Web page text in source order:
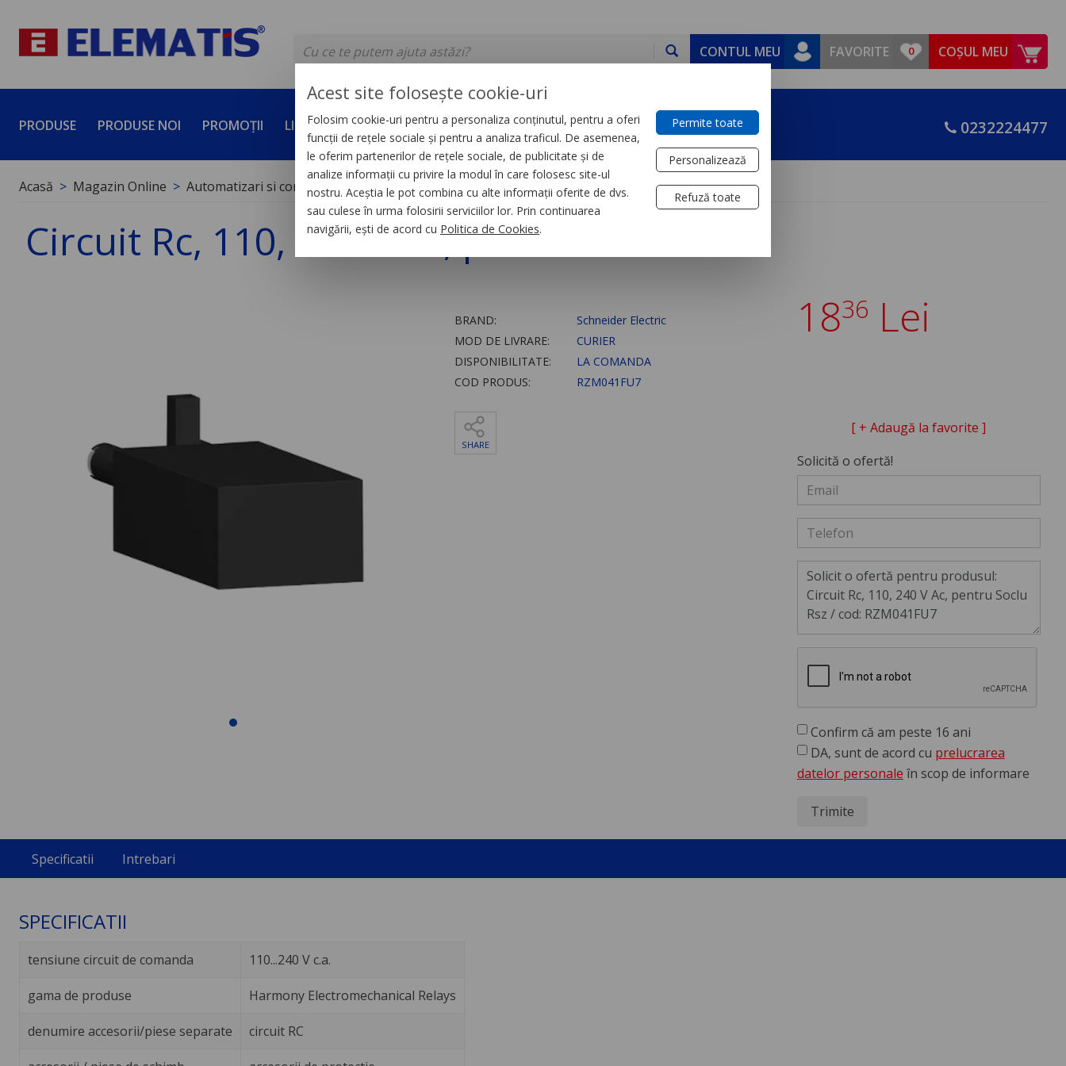
CONTUL MEU FAVORITE COȘUL MEU
PRODUSE PRODUSE NOI PROMOȚII LICHIDĂRI DE STOC SERVICII DEVINO PARTENER CONTACT 0232224477
Acasă Magazin Online Automatizari si control industrial Relee
Circuit Rc, 110, 240 V Ac, pentru Soclu Rsz
BRAND:
Schneider Electric
MOD DE LIVRARE:
CURIER
DISPONIBILITATE:
LA COMANDA
COD PRODUS:
RZM041FU7
SHARE
1836 Lei
[ + Adaugă la favorite ]
Solicită o ofertă!
Confirm că am peste 16 ani
DA, sunt de acord cu prelucrarea
datelor personale în scop de informare
Trimite
Specificatii Intrebari
SPECIFICATII
tensiune circuit de comanda 110...240 V c.a.
gama de produse Harmony Electromechanical Relays
denumire accesorii/piese separate circuit RC
Acest site folosește cookie-uri
Folosim cookie-uri pentru a personaliza conținutul, pentru a oferi
funcții de rețele sociale și pentru a analiza traficul. De asemenea,
le oferim partenerilor de rețele sociale, de publicitate și de
analize informații cu privire la modul în care folosesc site-ul
nostru. Aceștia le pot combina cu alte informații oferite de dvs.
sau culese în urma folosirii serviciilor lor. Prin continuarea
navigării, ești de acord cu Politica de Cookies.
Permite toate
Personalizează
Refuză toate